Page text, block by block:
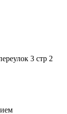
3 стр 2